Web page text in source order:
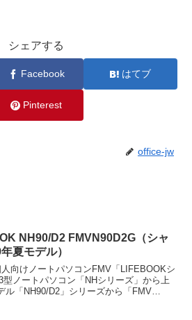
シェアする
Facebook はてブ
Pinterest
office-jw
NH90/D2 FMVN90D2G（シャ
夏モデル）
向けノートパソコンFMV「LIFEBOOKシ
型ノートパソコン「NHシリーズ」から上
ル「NH90/D2」シリーズから「FMV